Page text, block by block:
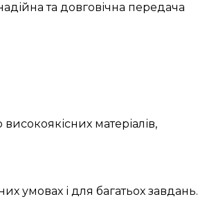
та довговічна передача
матеріалів,
умовах і для багатьох завдань.